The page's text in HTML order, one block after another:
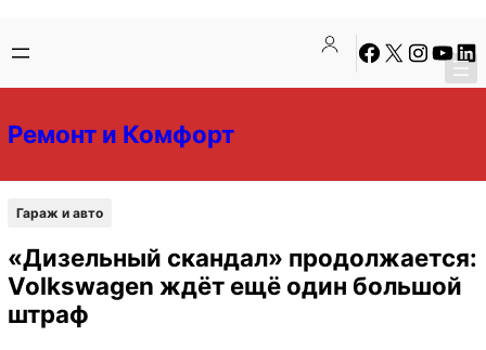
содержимому
содержимому
Facebook
X Instagram
Ремонт и Комфорт
Гараж и авто
«Дизельный скандал» продолжается:
Volkswagen ждёт ещё один большой
штраф